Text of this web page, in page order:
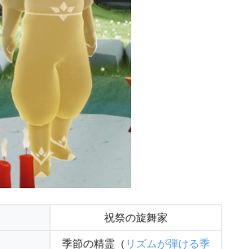
祝祭の旋舞家
季節の精霊（ リズムが弾ける季